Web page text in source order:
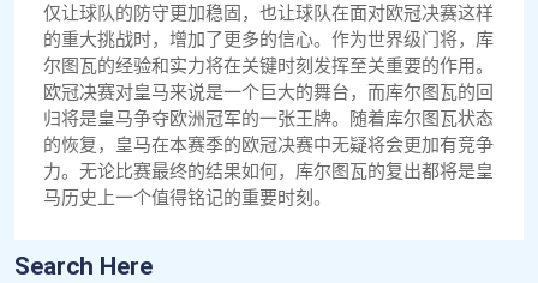
仅让球队的防守更加稳固，也让球队在面对欧冠决赛这样
的重大挑战时，增加了更多的信心。作为世界级门将，库
尔图瓦的经验和实力将在关键时刻发挥至关重要的作用。
欧冠决赛对皇马来说是一个巨大的舞台，而库尔图瓦的回
归将是皇马争夺欧洲冠军的一张王牌。随着库尔图瓦状态
的恢复，皇马在本赛季的欧冠决赛中无疑将会更加有竞争
力。无论比赛最终的结果如何，库尔图瓦的复出都将是皇
马历史上一个值得铭记的重要时刻。
Search Here